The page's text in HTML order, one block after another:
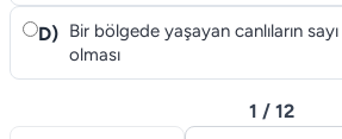
D) Bir bölgede yaşayan canlıların
olması
1 / 12